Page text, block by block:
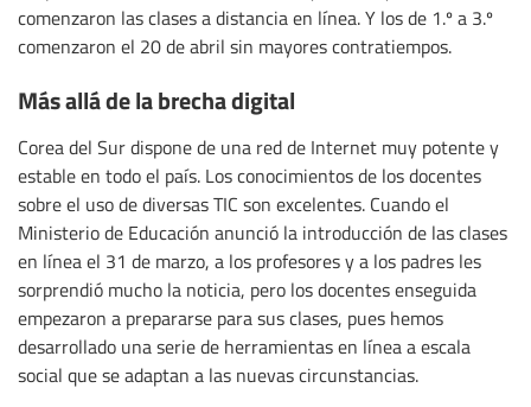
comenzaron las clases a distancia en línea. Y los de 1.º a 3.º
comenzaron el 20 de abril sin mayores contratiempos.
Más allá de la brecha digital
Corea del Sur dispone de una red de Internet muy potente y
estable en todo el país. Los conocimientos de los docentes
sobre el uso de diversas TIC son excelentes. Cuando el
Ministerio de Educación anunció la introducción de las clases
en línea el 31 de marzo, a los profesores y a los padres les
sorprendió mucho la noticia, pero los docentes enseguida
empezaron a prepararse para sus clases, pues hemos
desarrollado una serie de herramientas en línea a escala
social que se adaptan a las nuevas circunstancias.